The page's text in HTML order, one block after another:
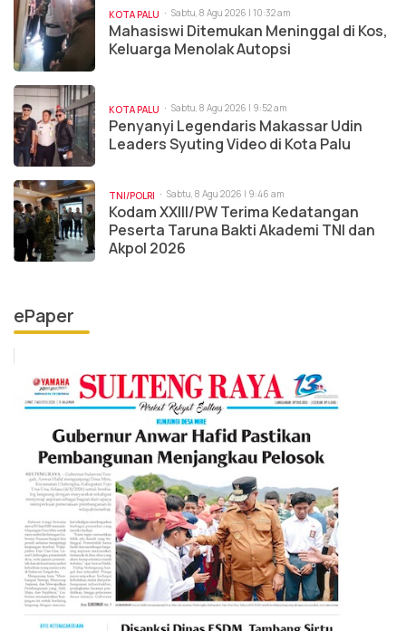
KOTA PALU Sabtu, 8 Agu 2026 | 10:32 am
Mahasiswi Ditemukan Meninggal di Kos,
Keluarga Menolak Autopsi
KOTA PALU Sabtu, 8 Agu 2026 | 9:52 am
Penyanyi Legendaris Makassar Udin
Leaders Syuting Video di Kota Palu
TNI/POLRI Sabtu, 8 Agu 2026 | 9:46 am
Kodam XXIII/PW Terima Kedatangan
Peserta Taruna Bakti Akademi TNI dan
Akpol 2026
ePaper